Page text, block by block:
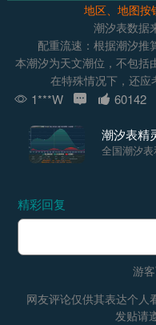
地区、地图按
潮汐表数据
配重流速：根据潮汐推
本潮汐为天文潮位，不包括
在特殊情况下，还应
1***W 60142
潮汐表精
全国潮汐表
精彩回复
游
网友评论仅供其表达个人
发贴请